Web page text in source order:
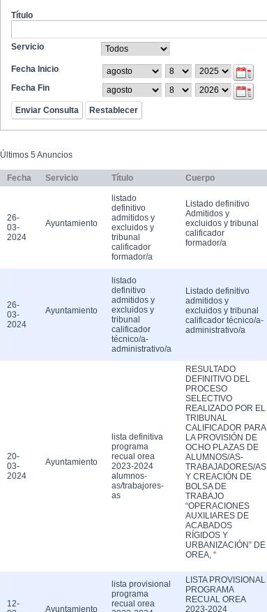
Título
Servicio
Fecha Inicio
Fecha Fin
Últimos 5 Anuncios
Fecha Servicio Título Cuerpo
26-
03-
2024
Ayuntamiento
listado
definitivo
admitidos y
excluidos y
tribunal
calificador
formador/a
Listado definitivo
Admitidos y
excluidos y tribunal
calificador
formador/a
26-
03-
2024
Ayuntamiento
listado
definitivo
admitidos y
excluidos y
tribunal
calificador
técnico/a-
administrativo/a
Listado definitivo
admitidos y
excluidos y tribunal
calificador técnico/a-
administrativo/a
20-
03-
2024
Ayuntamiento
lista definitiva
programa
recual orea
2023-2024
alumnos-
as/trabajores-
as
RESULTADO
DEFINITIVO DEL
PROCESO
SELECTIVO
REALIZADO POR EL
TRIBUNAL
CALIFICADOR PARA
LA PROVISIÓN DE
OCHO PLAZAS DE
ALUMNOS/AS-
TRABAJADORES/AS
Y CREACIÓN DE
BOLSA DE
TRABAJO
“OPERACIONES
AUXILIARES DE
ACABADOS
RÍGIDOS Y
URBANIZACIÓN” DE
OREA, “
12-
Ayuntamiento
lista provisional
programa
recual orea
LISTA PROVISIONAL
PROGRAMA
RECUAL OREA
2023-2024